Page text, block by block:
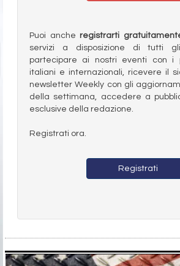
Puoi anche registrarti
servizi a disposizione di tutti
partecipare ai nostri eventi con i
italiani e internazionali, ricevere il
newsletter Weekly con gli
della settimana, accedere a
esclusive della redazione.
Registrati ora.
Registrati